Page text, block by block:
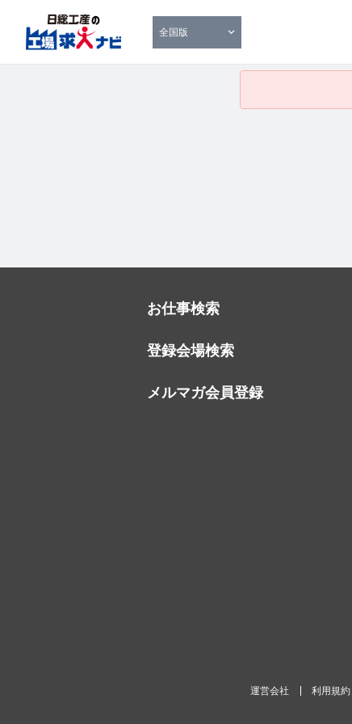
全国版
お仕事検索
登録会場検索
メルマガ会員登録
運営会社 利用規約